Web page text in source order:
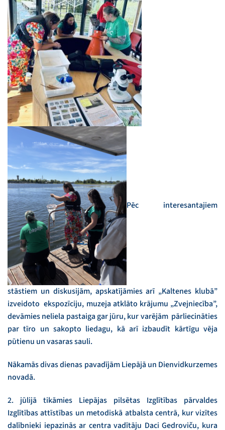
Pēc interesantajiem
stāstiem un diskusijām, apskatījāmies arī „Kaltenes klubā”
izveidoto ekspozīciju, muzeja atklāto krājumu „Zvejniecība”,
devāmies neliela pastaiga gar jūru, kur varējām pārliecināties
par tīro un sakopto liedagu, kā arī izbaudīt kārtīgu vēja
pūtienu un vasaras sauli.
Nākamās divas dienas pavadījām Liepājā un Dienvidkurzemes
novadā.
2. jūlijā tikāmies Liepājas pilsētas Izglītības pārvaldes
Izglītības attīstības un metodiskā atbalsta centrā, kur vizītes
dalībnieki iepazinās ar centra vadītāju Daci Gedroviču, kura